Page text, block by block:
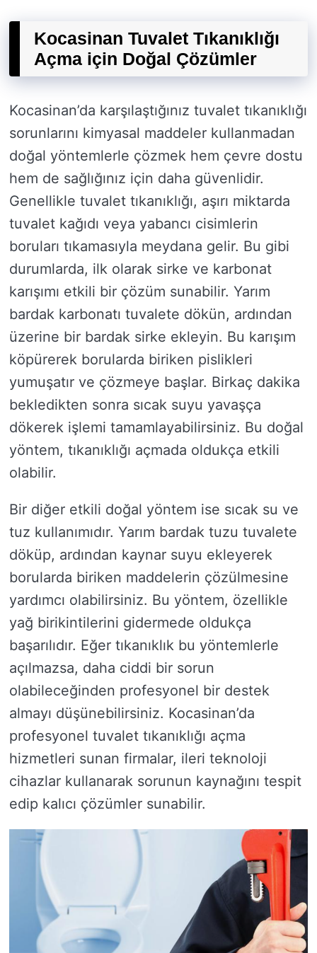
Kocasinan Tuvalet Tıkanıklığı
Açma için Doğal Çözümler
Kocasinan’da karşılaştığınız tuvalet tıkanıklığı
sorunlarını kimyasal maddeler kullanmadan
doğal yöntemlerle çözmek hem çevre dostu
hem de sağlığınız için daha güvenlidir.
Genellikle tuvalet tıkanıklığı, aşırı miktarda
tuvalet kağıdı veya yabancı cisimlerin
boruları tıkamasıyla meydana gelir. Bu gibi
durumlarda, ilk olarak sirke ve karbonat
karışımı etkili bir çözüm sunabilir. Yarım
bardak karbonatı tuvalete dökün, ardından
üzerine bir bardak sirke ekleyin. Bu karışım
köpürerek borularda biriken pislikleri
yumuşatır ve çözmeye başlar. Birkaç dakika
bekledikten sonra sıcak suyu yavaşça
dökerek işlemi tamamlayabilirsiniz. Bu doğal
yöntem, tıkanıklığı açmada oldukça etkili
olabilir.
Bir diğer etkili doğal yöntem ise sıcak su ve
tuz kullanımıdır. Yarım bardak tuzu tuvalete
döküp, ardından kaynar suyu ekleyerek
borularda biriken maddelerin çözülmesine
yardımcı olabilirsiniz. Bu yöntem, özellikle
yağ birikintilerini gidermede oldukça
başarılıdır. Eğer tıkanıklık bu yöntemlerle
açılmazsa, daha ciddi bir sorun
olabileceğinden profesyonel bir destek
almayı düşünebilirsiniz. Kocasinan’da
profesyonel tuvalet tıkanıklığı açma
hizmetleri sunan firmalar, ileri teknoloji
cihazlar kullanarak sorunun kaynağını tespit
edip kalıcı çözümler sunabilir.